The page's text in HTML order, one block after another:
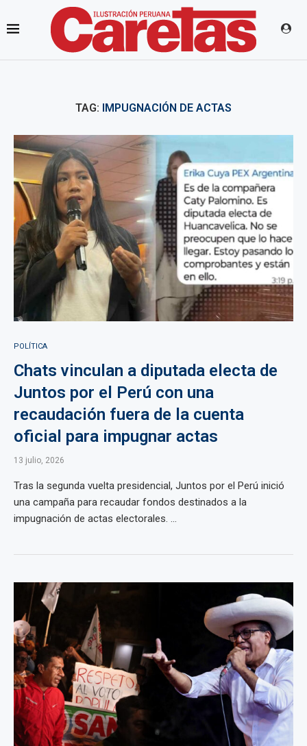
TAG: IMPUGNACIÓN DE ACTAS
POLÍTICA
Chats vinculan a diputada electa de
Juntos por el Perú con una
recaudación fuera de la cuenta
oficial para impugnar actas
13 julio, 2026
Tras la segunda vuelta presidencial, Juntos por el Perú inició
una campaña para recaudar fondos destinados a la
impugnación de actas electorales. ...